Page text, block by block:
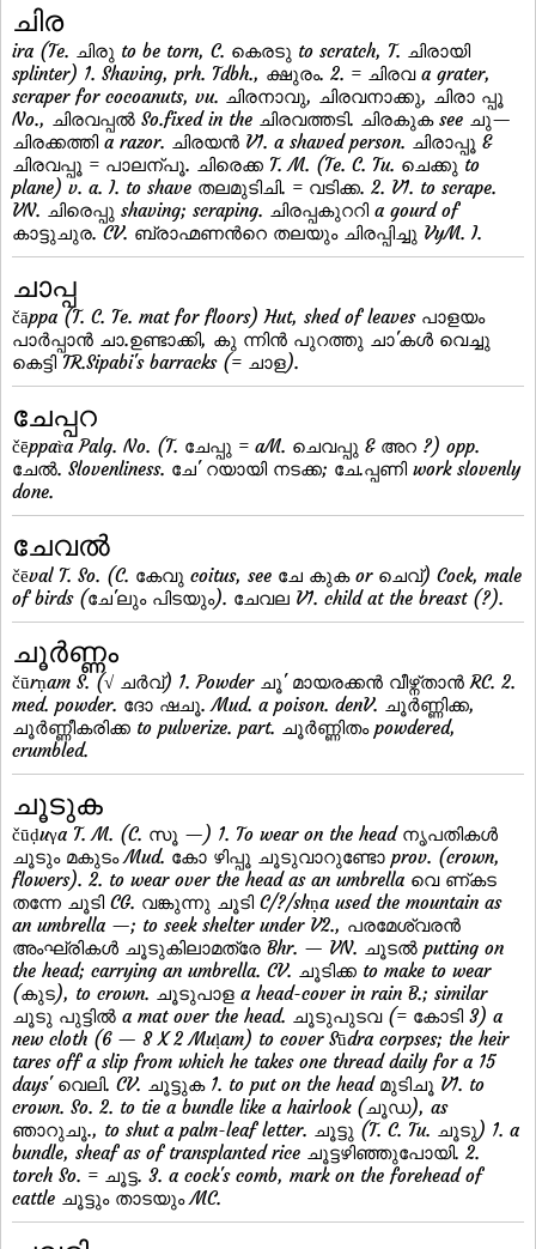
ചിര
ira (Te. ചിരു to be torn, C. കെരടു to scratch, T. ചിരായി
splinter) 1. Shaving, prh. Tdbh., ക്ഷുരം. 2. = ചിരവ a grater,
scraper for cocoanuts, vu. ചിരനാവു, ചിരവനാക്കു, ചിരാ പ്പൂ
No., ചിരവപ്പല്‍ So.fixed in the ചിരവത്തടി. ചിരകുക see ചു—
ചിരക്കത്തി a razor. ചിരയന്‍ V1. a shaved person. ചിരാപ്പൂ &
ചിരവപ്പൂ = പാലന്പൂ. ചിരെക്ക T. M. (Te. C. Tu. ചെക്കു to
plane) v. a. I. to shave തലമുടിചി. = വടിക്ക. 2. V1. to scrape.
VN. ചിരെപ്പു shaving; scraping. ചിരപ്പകുററി a gourd of
കാട്ടുചുര. CV. ബ്രാഹ്മണന്‍റെ തലയും ചിരപ്പിച്ചു VyM. I.
ചാപ്പ
čāppa (T. C. Te. mat for floors) Hut, shed of leaves പാളയം
പാര്‍പ്പാന്‍ ചാ.ഉണ്ടാക്കി, കു ന്നിന്‍ പുറത്തു ചാ'കള്‍ വെച്ചു
കെട്ടി TR.Sipabi's barracks (= ചാള).
ചേപ്പറ
čēppar̀a Palg. No. (T. ചേപ്പു = aM. ചെവപ്പു & അറ ?) opp.
ചേല്‍. Slovenliness. ചേ' റയായി നടക്ക; ചേ.പ്പണി work slovenly
done.
ചേവല്‍
čēval T. So. (C. കേവു coitus, see ചേ കുക or ചെവ്) Cock, male
of birds (ചേ'ലും പിടയും). ചേവല V1. child at the breast (?).
ചൂര്‍ണ്ണം
čūrṇam S. (√ ചര്‍വ്) 1. Powder ചൂ' മായരക്കന്‍ വീഴ്ന്താന്‍ RC. 2.
med. powder. ദോ ഷചൂ. Mud. a poison. denV. ചൂര്‍ണ്ണിക്ക,
ചൂര്‍ണ്ണീകരിക്ക to pulverize. part. ചൂര്‍ണ്ണിതം powdered,
crumbled.
ചൂടുക
čūḍuγa T. M. (C. സൂ —) 1. To wear on the head നൃപതികള്‍
ചൂടും മകുടം Mud. കോ ഴിപ്പൂ ചൂടുവാറുണ്ടോ prov. (crown,
flowers). 2. to wear over the head as an umbrella വെ ണ്കട
തന്നേ ചൂടി CG. വങ്കുന്നു ചൂടി C/?/shṇa used the mountain as
an umbrella —; to seek shelter under V2., പരമേശ്വരന്‍
അംഘ്രികള്‍ ചൂടുകിലാമത്രേ Bhr. — VN. ചൂടല്‍ putting on
the head; carrying an umbrella. CV. ചൂടിക്ക to make to wear
(കുട), to crown. ചൂടുപാള a head-cover in rain B.; similar
ചൂടു പുട്ടില്‍ a mat over the head. ചൂടുപുടവ (= കോടി 3) a
new cloth (6 — 8 X 2 Muḷam) to cover Sūdra corpses; the heir
tares off a slip from which he takes one thread daily for a 15
days' വെലി. CV. ചൂട്ടുക 1. to put on the head മുടിചൂ V1. to
crown. So. 2. to tie a bundle like a hairlook (ചൂഡ), as
ഞാറുചൂ., to shut a palm-leaf letter. ചൂട്ടു (T. C. Tu. ചൂടു) 1. a
bundle, sheaf as of transplanted rice ചൂട്ടഴിഞ്ഞുപോയി. 2.
torch So. = ചൂട്ട. 3. a cock's comb, mark on the forehead of
cattle ചൂട്ടും താടയും MC.